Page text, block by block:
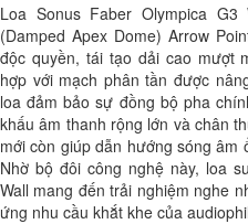
Loa Sonus Faber Olympica
(Damped Apex Dome) Arrow
độc quyền, tái tạo dải cao mượt
hợp với mạch phân tần được
loa đảm bảo sự đồng bộ pha
khấu âm thanh rộng lớn và chân
mới còn giúp dẫn hướng sóng âm
Nhờ bộ đôi công nghệ này, loa
Wall mang đến trải nghiệm nghe
ứng nhu cầu khắt khe của